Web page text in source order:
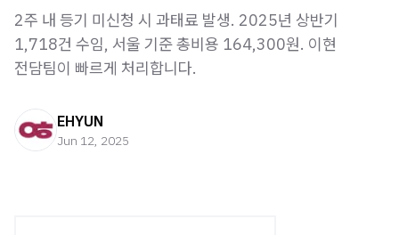
2주 내 등기 미신청 시 과태료 발생. 2025년 상반기
1,718건 수임, 서울 기준 총비용 164,300원. 이현
전담팀이 빠르게 처리합니다.
EHYUN
Jun 12, 2025